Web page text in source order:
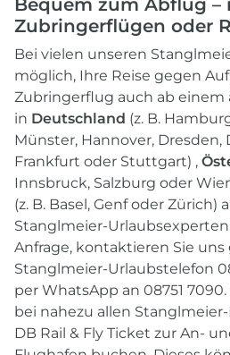
Bequem zum Abflug –
Zubringerflügen oder
Bei vielen unseren
möglich, Ihre Reise gegen
Zubringerflug auch ab einem
in Deutschland (z. B.
Münster, Hannover, Dresden,
Frankfurt oder Stuttgart) ,
Innsbruck, Salzburg oder
(z. B. Basel, Genf oder Zürich)
Stanglmeier-
Anfrage, kontaktieren Sie uns
Stanglmeier-Urlaubstelefon
per WhatsApp an 08751
bei nahezu allen
DB Rail & Fly Ticket zur An-